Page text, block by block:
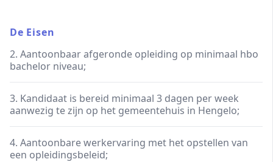
De Eisen
2. Aantoonbaar afgeronde opleiding op minimaal hbo
bachelor niveau;
3. Kandidaat is bereid minimaal 3 dagen per week
aanwezig te zijn op het gemeentehuis in Hengelo;
4. Aantoonbare werkervaring met het opstellen van
een opleidingsbeleid;